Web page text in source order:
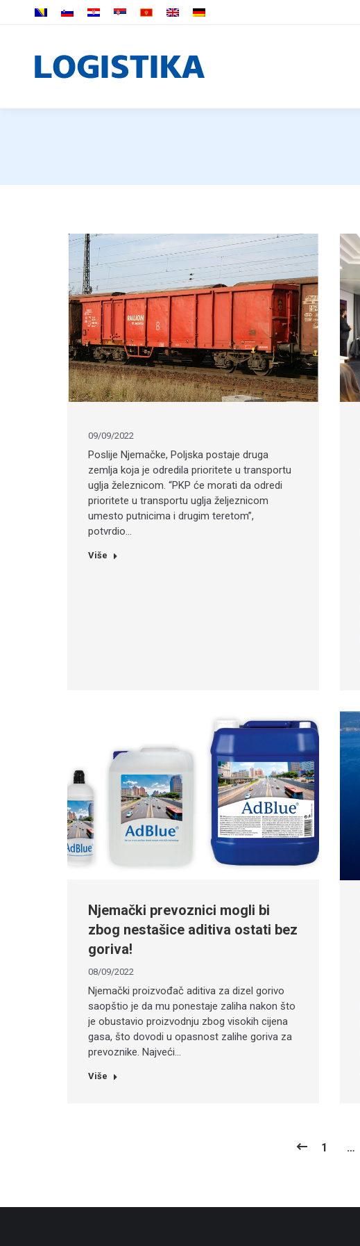
09/09/2022
Poslije Njemačke, Poljska postaje druga
zemlja koja je odredila prioritete u transportu
uglja železnicom. “PKP će morati da odredi
prioritete u transportu uglja željeznicom
umesto putnicima i drugim teretom”,
potvrdio…
Više
Njemački prevoznici mogli bi
zbog nestašice aditiva ostati bez
goriva!
08/09/2022
Njemački proizvođač aditiva za dizel gorivo
saopštio je da mu ponestaje zaliha nakon što
je obustavio proizvodnju zbog visokih cijena
gasa, što dovodi u opasnost zalihe goriva za
prevoznike. Najveći…
Više
1 …